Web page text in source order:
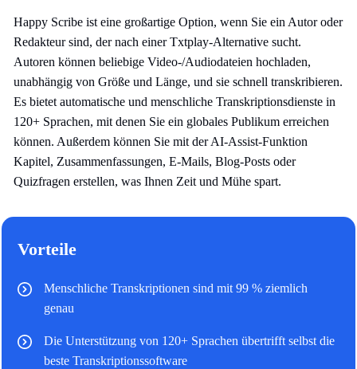
Happy Scribe ist eine großartige Option, wenn Sie ein Autor oder
Redakteur sind, der nach einer Txtplay-Alternative sucht.
Autoren können beliebige Video-/Audiodateien hochladen,
unabhängig von Größe und Länge, und sie schnell transkribieren.
Es bietet automatische und menschliche Transkriptionsdienste in
120+ Sprachen, mit denen Sie ein globales Publikum erreichen
können. Außerdem können Sie mit der AI-Assist-Funktion
Kapitel, Zusammenfassungen, E-Mails, Blog-Posts oder
Quizfragen erstellen, was Ihnen Zeit und Mühe spart.
Vorteile
Menschliche Transkriptionen sind mit 99 % ziemlich
genau
Die Unterstützung von 120+ Sprachen übertrifft selbst die
beste Transkriptionssoftware